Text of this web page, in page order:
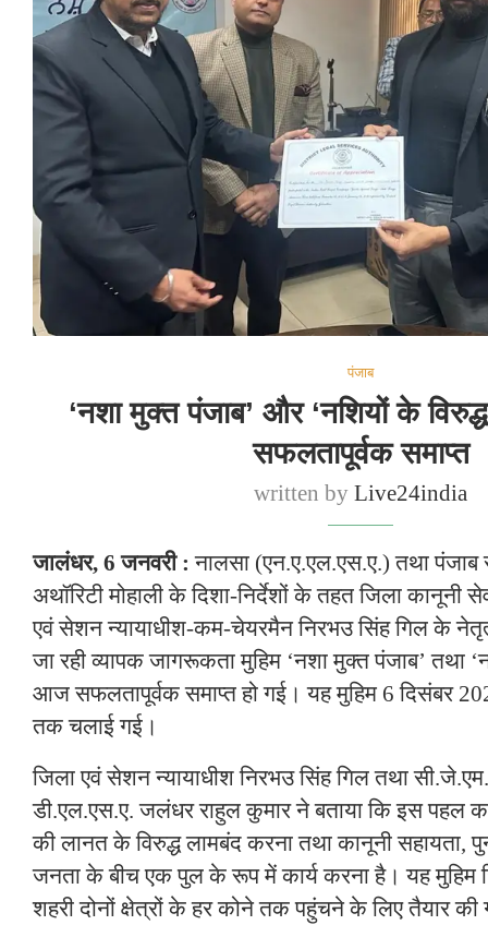
पंजाब
‘नशा मुक्त पंजाब’ और ‘नशियों के
सफलतापूर्वक समाप्त
written byLive24india
जालंधर, 6 जनवरी :नालसा (एन.ए.एल.एस.ए.) तथा पंजाब
अथॉरिटी मोहाली के दिशा-निर्देशों के तहत जिला कानूनी
एवं सेशन न्यायाधीश-कम-चेयरमैन निरभउ सिंह गिल के
जा रही व्यापक जागरूकता मुहिम ‘नशा मुक्त पंजाब’ तथा
आज सफलतापूर्वक समाप्त हो गई। यह मुहिम 6 दिसंबर
तक चलाई गई।
जिला एवं सेशन न्यायाधीश निरभउ सिंह गिल तथा
डी.एल.एस.ए. जलंधर राहुल कुमार ने बताया कि इस पहल
की लानत के विरुद्ध लामबंद करना तथा कानूनी सहायता,
जनता के बीच एक पुल के रूप में कार्य करना है। यह मुहिम
शहरी दोनों क्षेत्रों के हर कोने तक पहुंचने के लिए तैयार की